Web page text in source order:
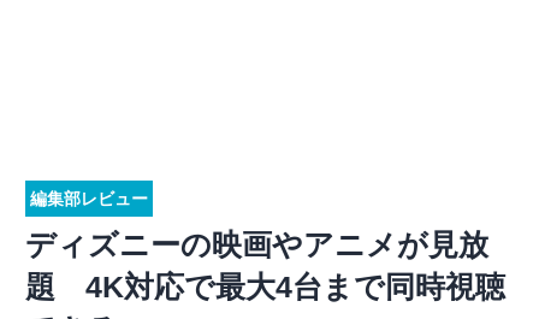
編集部レビュー
ディズニーの映画やアニメが見放
題 4K対応で最大4台まで同時視聴